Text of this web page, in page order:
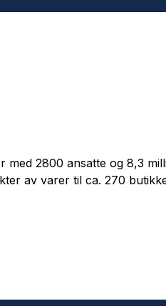
2800 ansatte og 8,3
av varer til ca. 270